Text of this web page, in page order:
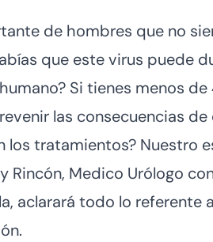
de hombres que no
que este virus puede
Si tienes menos
las consecuencias de
los tratamientos? Nuestro
Rincón, Medico Urólogo
aclarará todo lo referente